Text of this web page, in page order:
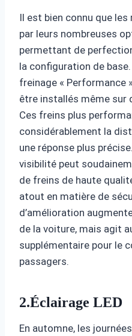
Il est bien connu que
par leurs nombreuses
permettant de
la configuration de
freinage « Performance
être installés même sur
Ces freins plus
considérablement la
une réponse plus
visibilité peut
de freins de haute
atout en matière de
d’amélioration
de la voiture, mais agit
supplémentaire pour le
passagers.
2.Éclairage LED
En automne, les